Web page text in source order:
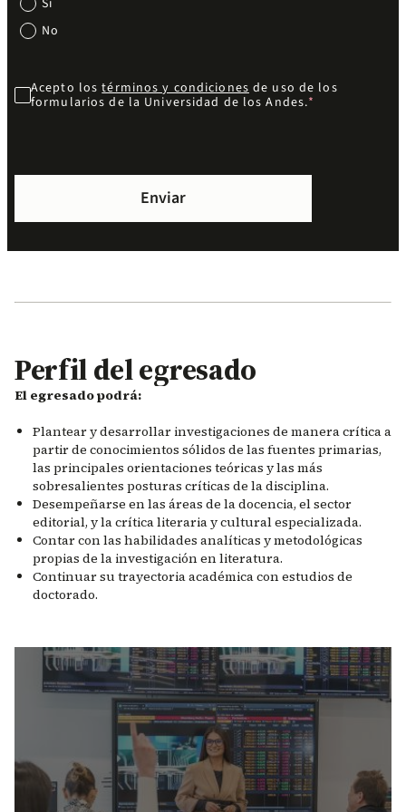
Sí
No
Acepto lostérminos y condicionesde uso de los
formularios de la Universidad de los Andes.
Perfil del egresado
El egresado podrá:
Plantear y desarrollar investigaciones de manera crítica a
partir de conocimientos sólidos de las fuentes primarias,
las principales orientaciones teóricas y las más
sobresalientes posturas críticas de la disciplina.
Desempeñarse en las áreas de la docencia, el sector
editorial, y la crítica literaria y cultural especializada.
Contar con las habilidades analíticas y metodológicas
propias de la investigación en literatura.
Continuar su trayectoria académica con estudios de
doctorado.